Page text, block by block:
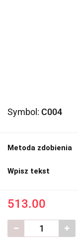
Symbol: C004
Metoda zdobienia
Wpisz tekst
513.00